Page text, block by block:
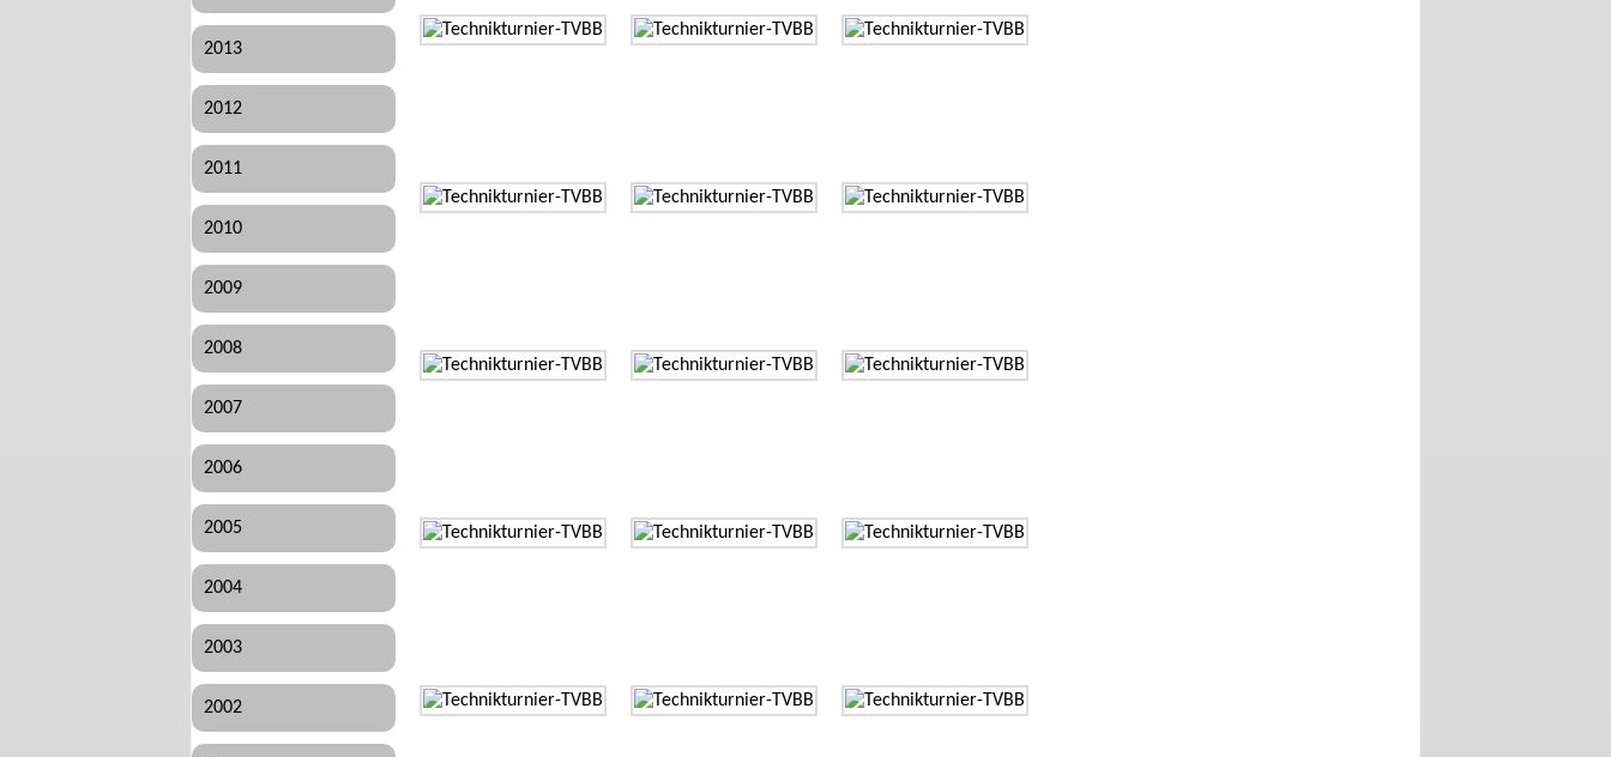
2013
2012
2011
2010
2009
2008
2007
2006
2005
2004
2003
2002